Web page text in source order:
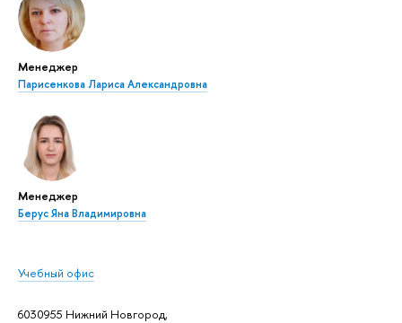
Менеджер
Парисенкова Лариса Александровна
Менеджер
Берус Яна Владимировна
Учебный офис
6030955 Нижний Новгород,